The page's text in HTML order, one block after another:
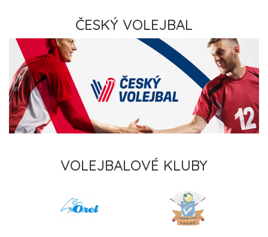
ČESKÝ VOLEJBAL
VOLEJBALOVÉ KLUBY